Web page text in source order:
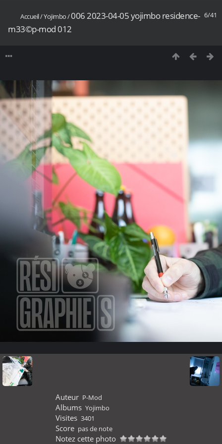
6/41
Accueil/Yojimbo/006 2023-04-05 yojimbo residence-
m33©p-mod 012
Auteur P-Mod
Albums Yojimbo
Visites 3401
Score pas de note
Notez cette photo